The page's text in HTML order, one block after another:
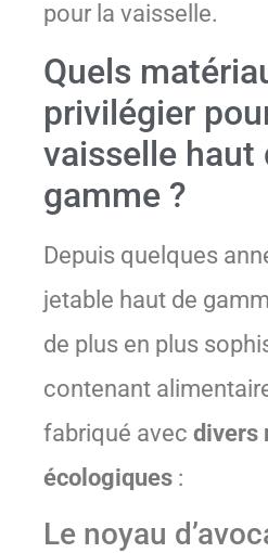
pour la vaisselle.
Quels
privilégier
vaisselle haut
gamme ?
Depuis quelques
jetable haut de
de plus en plus
contenant
fabriqué avec divers
écologiques :
Le noyau